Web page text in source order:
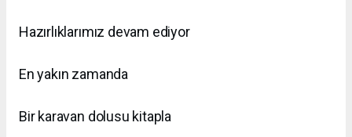
Hazırlıklarımız devam ediyor
En yakın zamanda
Bir karavan dolusu kitapla